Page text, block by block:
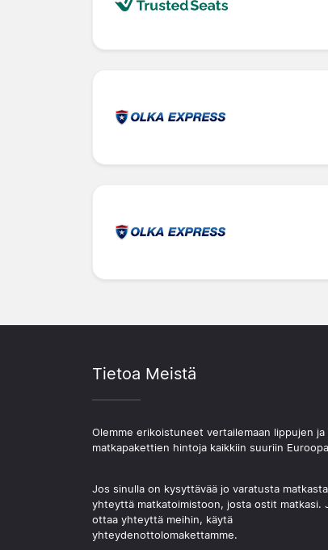
Tietoa Meistä
Olemme erikoistuneet vertailemaan lippujen ja
matkapakettien hintoja kaikkiin suuriin
Jos sinulla on kysyttävää jo varatusta
yhteyttä matkatoimistoon, josta ostit matkasi.
ottaa yhteyttä meihin, käytä
yhteydenottolomakettamme.